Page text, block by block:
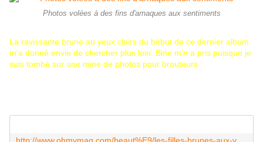
Photos volées à des fins d'arnaques aux sentiments
La ravissante brune au yeux clairs du bébut de ce dernier album
m'a donné envie de chercher plus loin. Bine m'n a pris puisque je
suis tombé sur une mine de photos pour brouteurs :